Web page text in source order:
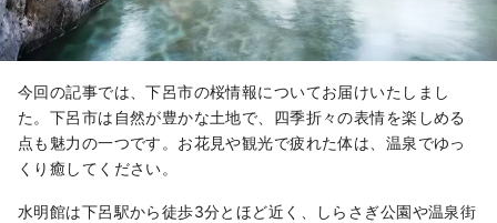
今回の記事では、下呂市の桜情報についてお届けいたしまし
た。下呂市は自然が豊かな土地で、四季折々の表情を楽しめる
点も魅力の一つです。お花見や観光で疲れた体は、温泉でゆっ
くり癒してください。
水明館は下呂駅から徒歩3分とほど近く、しらさぎ公園や温泉街